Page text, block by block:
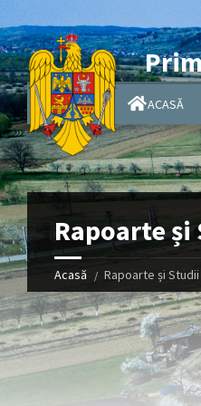
ACASĂ
Rapoarte
Acasă Rapoarte și Studii